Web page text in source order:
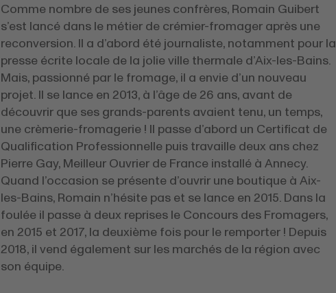
Comme nombre de ses jeunes confrères, Romain Guibert
s’est lancé dans le métier de crémier-fromager après une
reconversion. Il a d’abord été journaliste, notamment pour la
presse écrite locale de la jolie ville thermale d’Aix-les-Bains.
Mais, passionné par le fromage, il a envie d’un nouveau
projet. Il se lance en 2013, à l’âge de 26 ans, avant de
découvrir que ses grands-parents avaient tenu, un temps,
une crèmerie-fromagerie ! Il passe d’abord un Certificat de
Qualification Professionnelle puis travaille deux ans chez
Pierre Gay, Meilleur Ouvrier de France installé à Annecy.
Quand l’occasion se présente d’ouvrir une boutique à Aix-
les-Bains, Romain n’hésite pas et se lance en 2015. Dans la
foulée il passe à deux reprises le Concours des Fromagers,
en 2015 et 2017, la deuxième fois pour le remporter ! Depuis
2018, il vend également sur les marchés de la région avec
son équipe.